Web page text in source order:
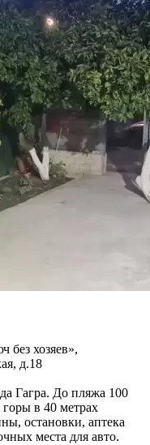
без хозяев»,
д.18
Гагра. До пляжа 100
в 40 метрах
остановки, аптека
места для авто.